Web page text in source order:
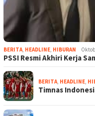
BERITA, HEADLINE, HIBURAN
PSSI Resmi Akhiri Kerja
BERITA, HEADLINE,
Timnas